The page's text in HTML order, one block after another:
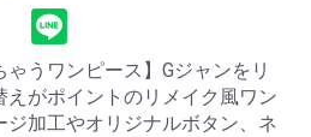
ゃうワンピース】Gジャンをリ
えがポイントのリメイク風ワン
ジ加工やオリジナルボタン、ネ